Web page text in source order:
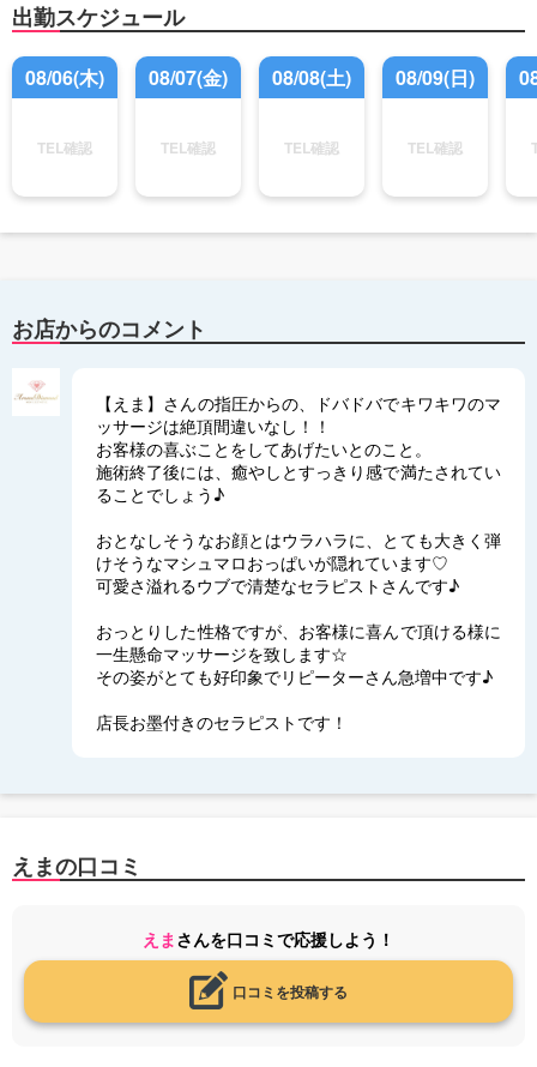
出勤スケジュール
08/06(木)
TEL確認
08/07(金)
TEL確認
08/08(土)
TEL確認
08/09(日)
TEL確認
お店からのコメント
【えま】さんの指圧からの、ドバドバでキワキワのマ
ッサージは絶頂間違いなし！！
お客様の喜ぶことをしてあげたいとのこと。
施術終了後には、癒やしとすっきり感で満たされてい
ることでしょう♪
おとなしそうなお顔とはウラハラに、とても大きく弾
けそうなマシュマロおっぱいが隠れています♡
可愛さ溢れるウブで清楚なセラピストさんです♪
おっとりした性格ですが、お客様に喜んで頂ける様に
一生懸命マッサージを致します☆
その姿がとても好印象でリピーターさん急増中です♪
店長お墨付きのセラピストです！
えまの口コミ
えまさんを口コミで応援しよう！
口コミを投稿する